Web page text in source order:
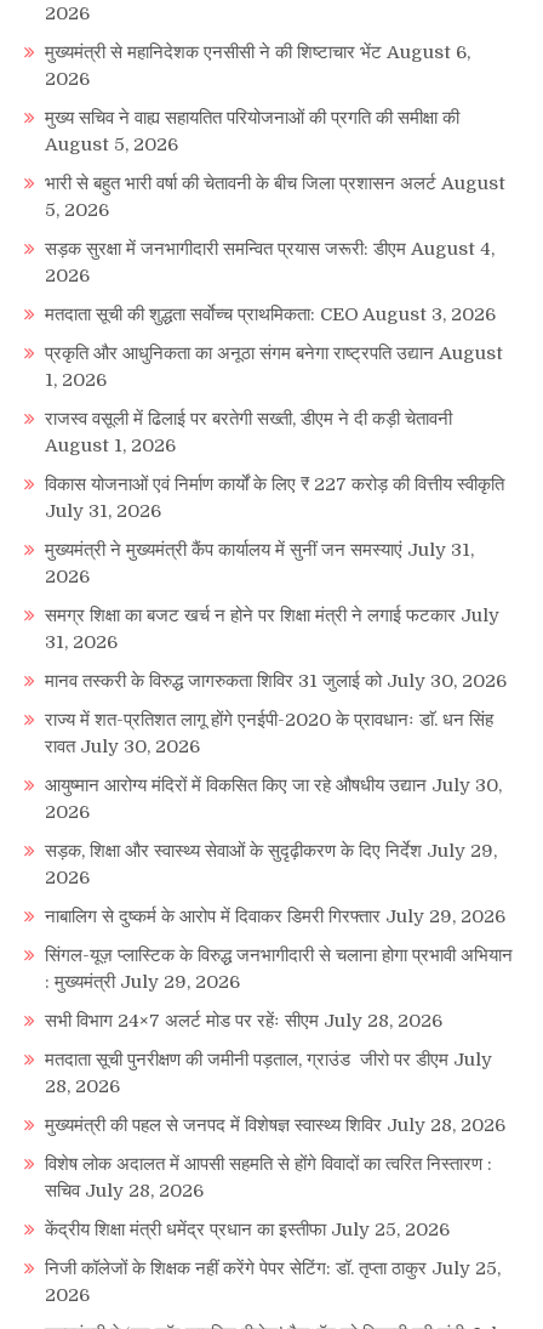
2026
मुख्यमंत्री से महानिदेशक एनसीसी ने की शिष्टाचार भेंट August 6,
2026
मुख्य सचिव ने वाह्य सहायतित परियोजनाओं की प्रगति की समीक्षा की
August 5, 2026
भारी से बहुत भारी वर्षा की चेतावनी के बीच जिला प्रशासन अलर्ट August
5, 2026
सड़क सुरक्षा में जनभागीदारी समन्वित प्रयास जरूरी: डीएम August 4,
2026
मतदाता सूची की शुद्धता सर्वाेच्च प्राथमिकता: CEO August 3, 2026
प्रकृति और आधुनिकता का अनूठा संगम बनेगा राष्ट्रपति उद्यान August
1, 2026
राजस्व वसूली में ढिलाई पर बरतेगी सख्ती, डीएम ने दी कड़ी चेतावनी
August 1, 2026
विकास योजनाओं एवं निर्माण कार्यों के लिए ₹ 227 करोड़ की वित्तीय स्वीकृति
July 31, 2026
मुख्यमंत्री ने मुख्यमंत्री कैंप कार्यालय में सुनीं जन समस्याएं July 31,
2026
समग्र शिक्षा का बजट खर्च न होने पर शिक्षा मंत्री ने लगाई फटकार July
31, 2026
मानव तस्करी के विरुद्ध जागरुकता शिविर 31 जुलाई को July 30, 2026
राज्य में शत-प्रतिशत लागू होंगे एनईपी-2020 के प्रावधानः डाॅ. धन सिंह
रावत July 30, 2026
आयुष्मान आरोग्य मंदिरों में विकसित किए जा रहे औषधीय उद्यान July 30,
2026
सड़क, शिक्षा और स्वास्थ्य सेवाओं के सुदृढ़ीकरण के दिए निर्देश July 29,
2026
नाबालिग से दुष्कर्म के आरोप में दिवाकर डिमरी गिरफ्तार July 29, 2026
सिंगल-यूज़ प्लास्टिक के विरुद्ध जनभागीदारी से चलाना होगा प्रभावी अभियान
: मुख्यमंत्री July 29, 2026
सभी विभाग 24×7 अलर्ट मोड पर रहेंः सीएम July 28, 2026
मतदाता सूची पुनरीक्षण की जमीनी पड़ताल, ग्राउंड जीरो पर डीएम July
28, 2026
मुख्यमंत्री की पहल से जनपद में विशेषज्ञ स्वास्थ्य शिविर July 28, 2026
विशेष लोक अदालत में आपसी सहमति से होंगे विवादों का त्वरित निस्तारण :
सचिव July 28, 2026
केंद्रीय शिक्षा मंत्री धमेंद्र प्रधान का इस्तीफा July 25, 2026
निजी कॉलेजों के शिक्षक नहीं करेंगे पेपर सेटिंग: डॉ. तृप्ता ठाकुर July 25,
2026